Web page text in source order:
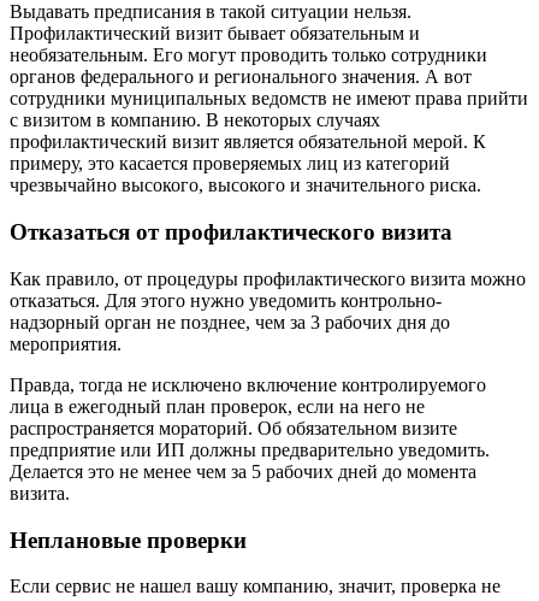
Выдавать предписания в такой ситуации нельзя.
Профилактический визит бывает обязательным и
необязательным. Его могут проводить только сотрудники
органов федерального и регионального значения. А вот
сотрудники муниципальных ведомств не имеют права прийти
с визитом в компанию. В некоторых случаях
профилактический визит является обязательной мерой. К
примеру, это касается проверяемых лиц из категорий
чрезвычайно высокого, высокого и значительного риска.
Отказаться от профилактического визита
Как правило, от процедуры профилактического визита можно
отказаться. Для этого нужно уведомить контрольно-
надзорный орган не позднее, чем за 3 рабочих дня до
мероприятия.
Правда, тогда не исключено включение контролируемого
лица в ежегодный план проверок, если на него не
распространяется мораторий. Об обязательном визите
предприятие или ИП должны предварительно уведомить.
Делается это не менее чем за 5 рабочих дней до момента
визита.
Неплановые проверки
Если сервис не нашел вашу компанию, значит, проверка не